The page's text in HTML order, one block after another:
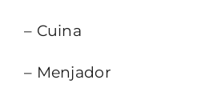
– Cuina
– Menjador